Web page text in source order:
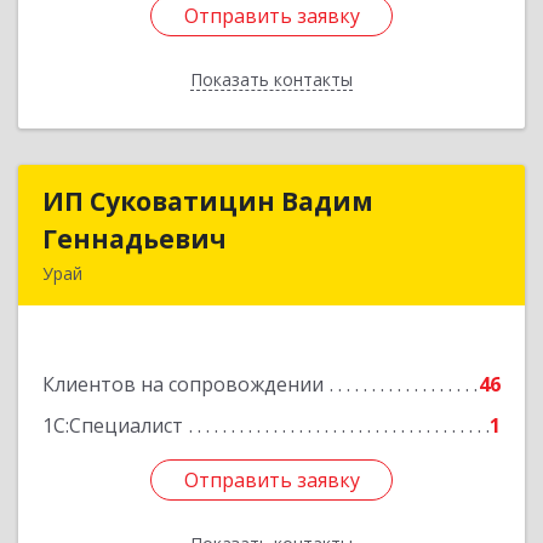
Отправить заявку
Показать контакты
Отправить заявку
Назад
ИП Суковатицин Вадим
Геннадьевич
Урай
Клиентов на сопровождении
46
1С:Специалист
1
Отправить заявку
ИП Суковатицин Вадим
Подробнее
Отправить заявку